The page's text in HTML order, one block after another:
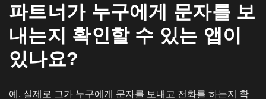
파트너가 누구에게 문자를 보
내는지 확인할 수 있는 앱이
있나요?
예, 실제로 그가 누구에게 문자를 보내고 전화를 하는지 확